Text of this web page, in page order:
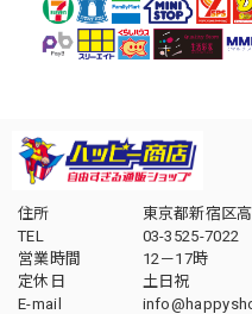
住所
東京都新宿区
TEL
03-3525-7022
営業時間
12－17時
定休日
土日祝
E-mail